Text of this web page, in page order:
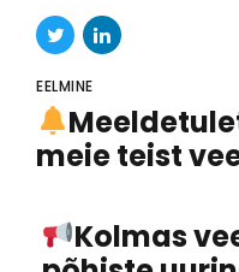
EELMINE
meie teist
Kolmas